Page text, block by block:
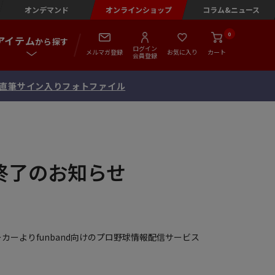
オンデマンド オンラインショップ コラム&ニュース
イテムから探す
メルマガ登録
ログイン
会員登録
お気に入り カート
0
筆サイン入りフォトファイル
のお知らせ
ーよりfunband向けのプロ野球情報配信サービス